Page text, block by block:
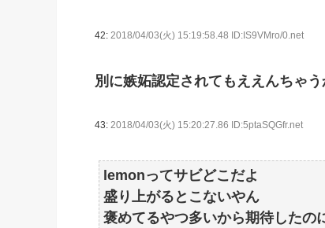
42: 2018/04/03(火) 15:19:58.48 ID:IS9VMro/0.net
別に嫉妬認定されてもええんちゃ
43: 2018/04/03(火) 15:20:27.86 ID:5ptaSQGfr.net
lemonってサビどこだよ
盛り上がるとこないやん
褒めてるやつ多いから期待したの